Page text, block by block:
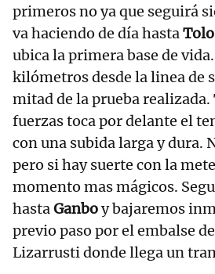
primeros no ya que seguirá
va haciendo de día hasta
ubica la primera base de
kilómetros desde la linea de
mitad de la prueba
fuerzas toca por delante el
con una subida larga y dura.
pero si hay suerte con la
momento mas mágicos.
hastaGanboy bajaremos
previo paso por el embalse
Lizarrusti donde llega un